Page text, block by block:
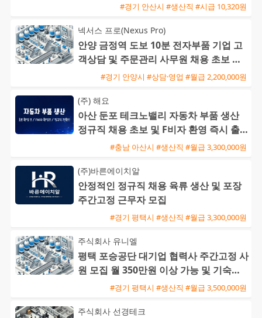
#경기 안산시 #생산직 #시급 10,320원
넥서스 프로(Nexus Pro)
안양 금정역 도보 10분 전자부품 기업 고
객상담 및 주문관리 사무원 채용 초보 가
#경기 안양시 #상담·영업 #월급 2,200,000원
(주) 해요
아산 둔포 테크노밸리 자동차 부품 생산
정규직 채용 초보 및 F비자 환영 즉시 출
#충남 아산시 #생산직 #월급 3,300,000원
(주)바른에이치알
안정적인 정규직 채용 육류 생산 및 포장
주간고정 근무자 모집
#경기 평택시 #생산직 #월급 3,300,000원
주식회사 유니엘
평택 포승공단 대기업 협력사 주간고정 사
원 모집 월 350만원 이상 가능 및 기숙사
#경기 평택시 #생산직 #월급 3,500,000원
주식회사 선경테크